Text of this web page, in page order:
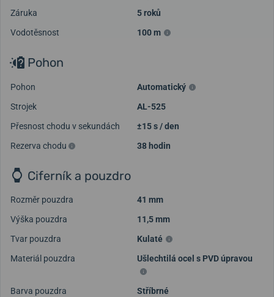
Záruka
5 roků
Vodotěsnost
100 m
Pohon
Pohon
Automatický
Strojek
AL-525
Přesnost chodu v sekundách
±15 s / den
Rezerva chodu
38 hodin
Ciferník a pouzdro
Rozměr pouzdra
41 mm
Výška pouzdra
11,5 mm
Tvar pouzdra
Kulaté
Materiál pouzdra
Ušlechtilá ocel s PVD úpravou
Barva pouzdra
Stříbrné